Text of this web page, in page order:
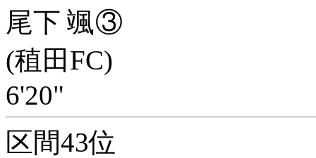
尾下 颯③
(稙田FC)
6'20"
区間43位